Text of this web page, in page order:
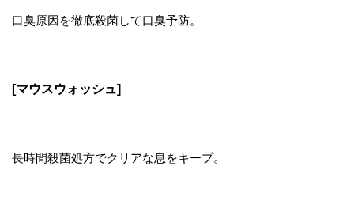
口臭原因を徹底殺菌して口臭予防。
[マウスウォッシュ]
長時間殺菌処方でクリアな息をキープ。